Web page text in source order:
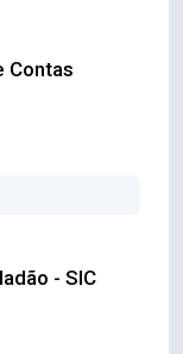
Contas
- SIC